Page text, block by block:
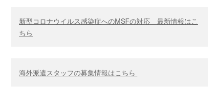
新型コロナウイルス感染症へのMSFの対応 最新情報はこ
ちら
海外派遣スタッフの募集情報はこちら